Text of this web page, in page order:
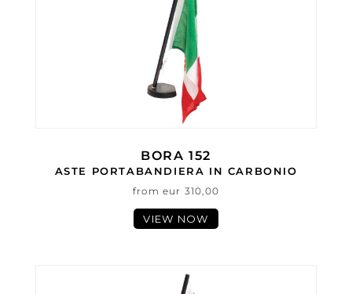
BORA 152
ASTE PORTABANDIERA IN CARBONIO
from eur 310,00
VIEW NOW